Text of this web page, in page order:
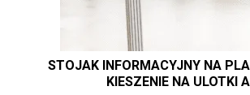
STOJAK INFORMACYJNY NA
KIESZENIE NA ULOTKI